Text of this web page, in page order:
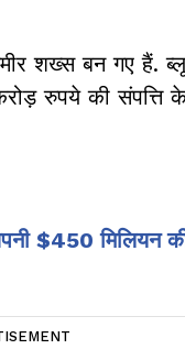
बन गए हैं.
रुपये की संपत्ति
$450 मिलियन की